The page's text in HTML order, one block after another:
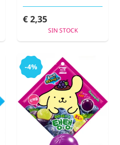
€ 2,35
SIN STOCK
-4%